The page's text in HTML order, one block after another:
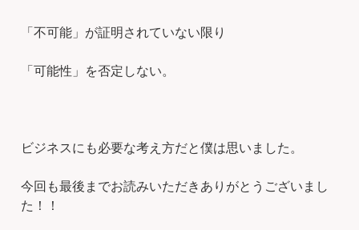
「不可能」が証明されていない限り
「可能性」を否定しない。
ビジネスにも必要な考え方だと僕は思いました。
今回も最後までお読みいただきありがとうございまし
た！！